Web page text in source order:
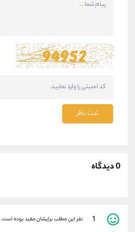
ثبت نظر
0 دیدگاه
1 نفر این مطلب برایشان مفید بوده است.